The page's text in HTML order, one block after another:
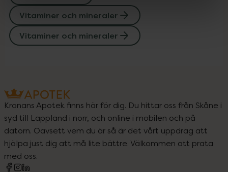
Vitaminer och mineraler
Vitaminer och mineraler
Kronans Apotek finns här för dig. Du hittar oss från Skåne i
syd till Lappland i norr, och online i mobilen och på
datorn. Oavsett vem du är så är det vårt uppdrag att
hjälpa just dig att må lite bättre. Välkommen att prata
med oss.